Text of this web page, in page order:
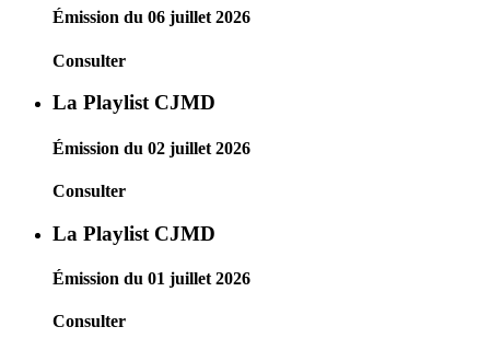
Émission du 06 juillet 2026
Consulter
La Playlist CJMD
Émission du 02 juillet 2026
Consulter
La Playlist CJMD
Émission du 01 juillet 2026
Consulter